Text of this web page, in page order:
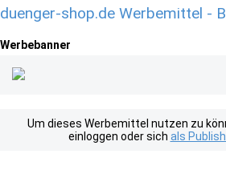
duenger-shop.de Werbemittel -
Werbebanner
Um dieses Werbemittel nutzen zu
einloggen oder sich als